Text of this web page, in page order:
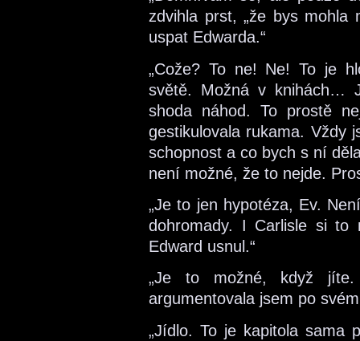
zdvihla prst, „že bys mohla
uspat Edwarda.“
„Cože? To ne! Ne! To je
světě. Možná v knihách…
shoda náhod. To prostě
gestikulovala rukama. Vždy
schopnost a co bych s ní
není možné, že to nejde.
„Je to jen hypotéza, Ev.
dohromady. I Carlisle si to
Edward usnul.“
„Je to možné, když
argumentovala jsem po
„Jídlo. To je kapitola sama